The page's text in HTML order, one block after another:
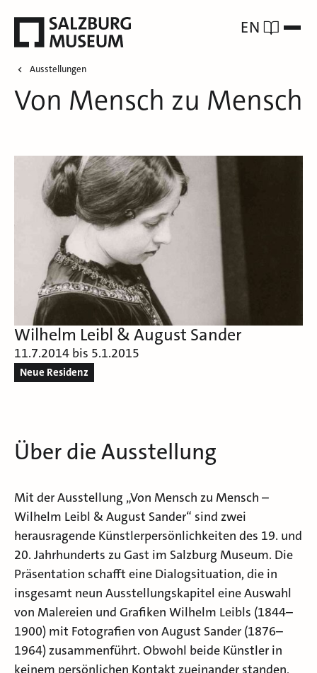
EN
Ausstellungen
Von Mensch zu Mensch
Wilhelm Leibl & August Sander
11.7.2014 bis 5.1.2015
Neue Residenz
Über die Ausstellung
Mit der Ausstellung „Von Mensch zu Mensch –
Wilhelm Leibl & August Sander“ sind zwei
herausragende Künstlerpersönlichkeiten des 19. und
20. Jahrhunderts zu Gast im Salzburg Museum. Die
Präsentation schafft eine Dialogsituation, die in
insgesamt neun Ausstellungskapitel eine Auswahl
von Malereien und Grafiken Wilhelm Leibls (1844–
1900) mit Fotografien von August Sander (1876–
1964) zusammenführt. Obwohl beide Künstler in
keinem persönlichen Kontakt zueinander standen,